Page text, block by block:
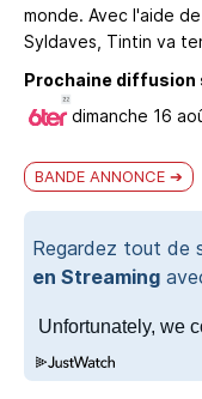
monde. Avec l'aide
Syldaves, Tintin va
Prochaine diffusion
dimanche 16
BANDE ANNONCE
Regardez tout de
en Streaming